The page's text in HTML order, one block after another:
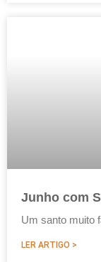
Junho com
Um santo muito
LER ARTIGO >